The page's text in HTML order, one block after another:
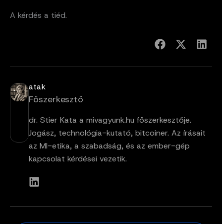
A kérdés a tiéd.
atak
Főszerkesztő
dr. Stier Kata a mivagyunk.hu főszerkesztője.
Jogász, technológia-kutató, bitcoiner. Az írásait
az MI-etika, a szabadság, és az ember-gép
kapcsolat kérdései vezetik.